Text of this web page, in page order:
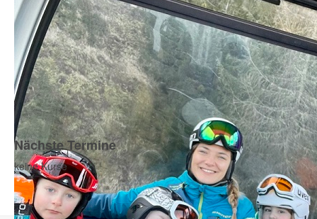
Nächste Termine
keine Kurse